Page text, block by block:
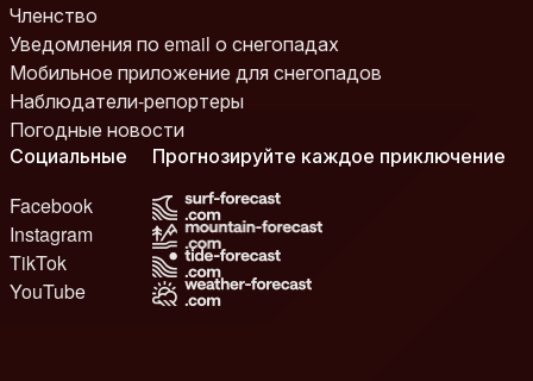
Членство
Уведомления по email о снегопадах
Мобильное приложение для снегопадов
Наблюдатели-репортеры
Погодные новости
Социальные
Facebook
Instagram
TikTok
YouTube
Прогнозируйте каждое приключение